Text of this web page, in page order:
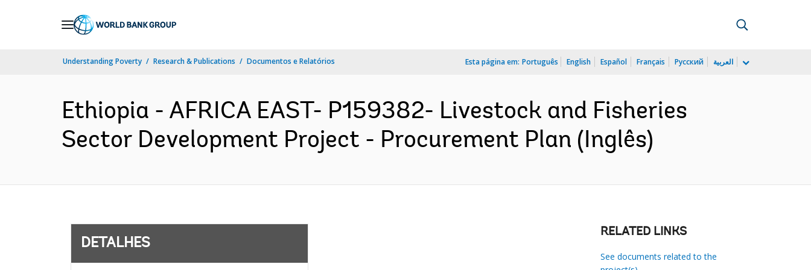
Understanding Poverty Research & Publications Documentos e Relatórios Esta página em: Português English Español Français Русский العربية
Ethiopia - AFRICA EAST- P159382- Livestock and Fisheries
Sector Development Project - Procurement Plan (Inglês)
DETALHES
RELATED LINKS
See documents related to the